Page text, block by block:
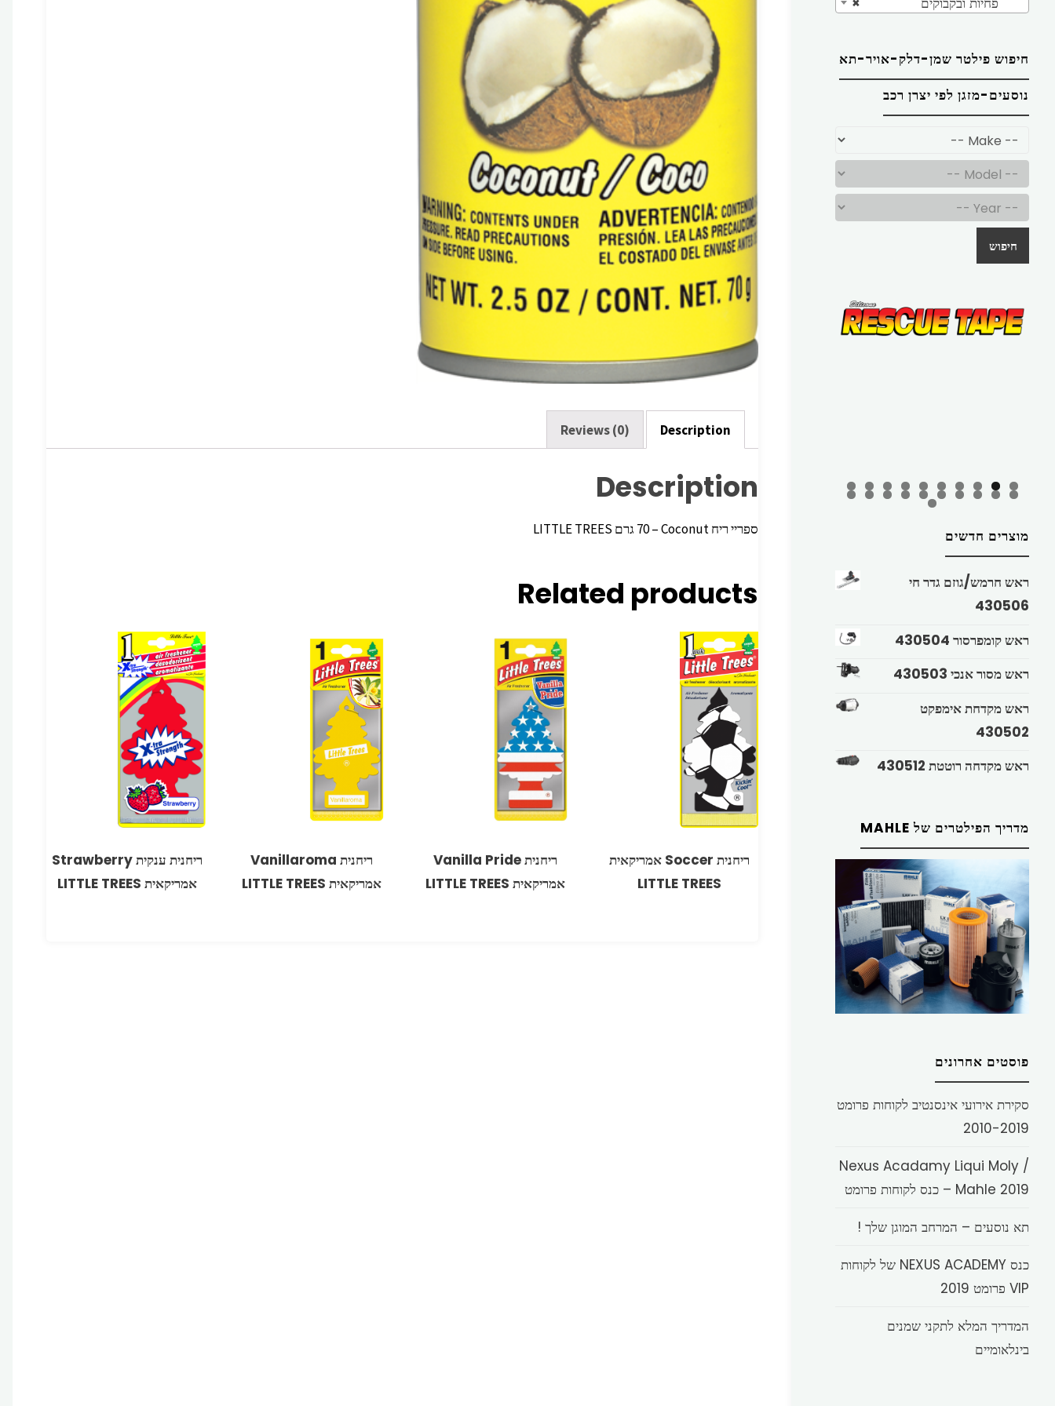
Description
Reviews (0)
Description
ספריי ריח ‏Coconut – ‏70 גרם LITTLE TREES
Related products
ריחנית Soccer אמריקאית
LITTLE TREES
ריחנית Vanilla Pride
אמריקאית LITTLE TREES
ריחנית Vanillaroma
אמריקאית LITTLE TREES
ריחנית ענקית Strawberry
אמריקאית LITTLE TREES
חיפוש פילטר שמן-דלק-אויר-תא
נוסעים-מזגן לפי יצרן רכב
חיפוש
מוצרים חדשים
ראש חרמש/גוזם גדר חי
430506
ראש קומפרסור 430504
ראש מסור אנכי 430503
ראש מקדחת אימפקט
430502
ראש מקדחה רוטטת 430512
מדריך הפילטרים של MAHLE
פוסטים אחרונים
סקירת אירועי אינסנטיב לקוחות פרומט
2010-2019
Nexus Acadamy Liqui Moly /
Mahle 2019 – כנס לקוחות פרומט
תא נוסעים – המרחב המוגן שלך !
כנס NEXUS ACADEMY של לקוחות
VIP פרומט 2019
המדריך המלא לתקני שמנים
בינלאומיים